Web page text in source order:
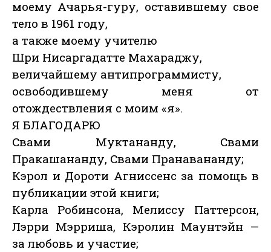
моему Ачарья-гуру, оставившему свое
тело в 1961 году,
а также моему учителю
Шри Нисаргадатте Махараджу,
величайшему антипрограммисту,
освободившему меня от
отождествления с моим «я».
Я БЛАГОДАРЮ
Свами Муктананду, Свами
Пракашананду, Свами Пранавананду;
Кэрол и Дороти Агниссенс за помощь в
публикации этой книги;
Карла Робинсона, Мелиссу Паттерсон,
Лэрри Мэрриша, Кэролин Маунтэйн —
за любовь и участие;